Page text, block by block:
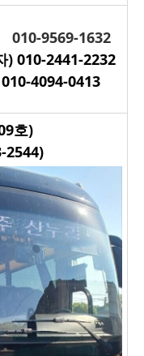
9569-1632
010-2441-2232
4094-0413
호)
2544)